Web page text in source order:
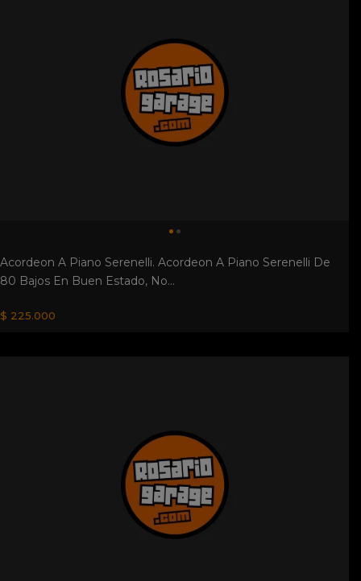
Acordeon A Piano Serenelli. Acordeon A Piano Serenelli De
80 Bajos En Buen Estado, No...
$ 225.000